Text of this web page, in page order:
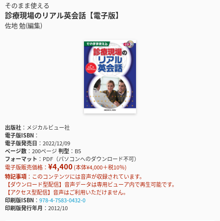
そのまま使える
診療現場のリアル英会話【電子版】
佐地 勉(編集)
出版社
メジカルビュー社
電子版ISBN
電子版発売日
2022/12/09
ページ数
200ページ判型
B5
フォーマット
PDF（パソコンへのダウンロード不可）
電子版販売価格： ¥4,400(本体¥4,000＋税10％)
特記事項
このコンテンツには音声が収録されています。
【ダウンロード型配信】音声データは専用ビューア内で再生可能です。
【アクセス型配信】音声はご利用いただけません。
印刷版ISBN
978-4-7583-0432-0
印刷版発行年月
2012/10